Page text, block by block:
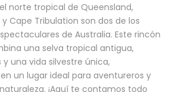
norte tropical de Queensland,
Cape Tribulation son dos de los
de Australia. Este rincón
una selva tropical antigua,
una vida silvestre única,
un lugar ideal para aventureros y
¡Aquí te contamos todo